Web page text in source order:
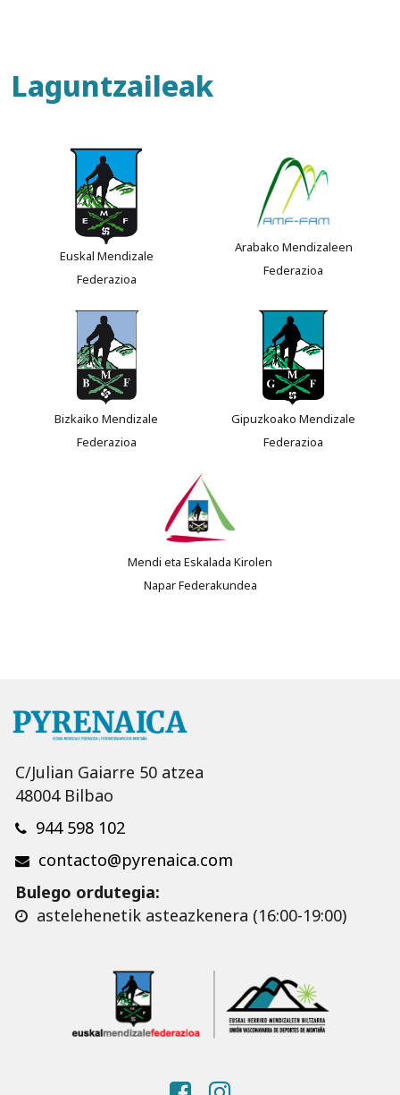
Laguntzaileak
Euskal Mendizale
Federazioa
Arabako Mendizaleen
Federazioa
Bizkaiko Mendizale
Federazioa
Gipuzkoako Mendizale
Federazioa
Mendi eta Eskalada Kirolen
Napar Federakundea
C/Julian Gaiarre 50 atzea
48004 Bilbao
944 598 102
contacto@pyrenaica.com
Bulego ordutegia:
astelehenetik asteazkenera (16:00-19:00)